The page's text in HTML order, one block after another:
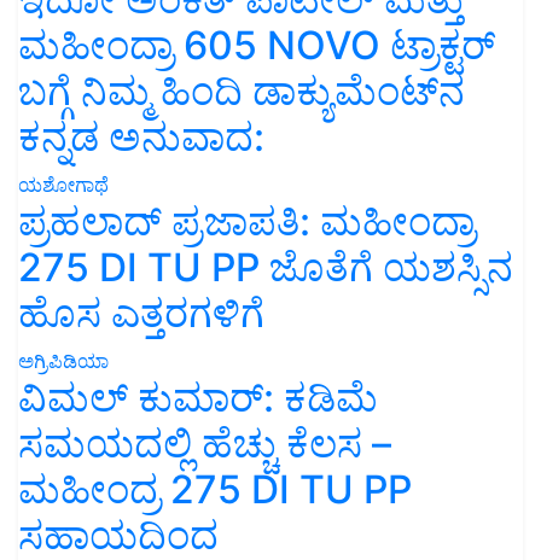
ಮಹೀಂದ್ರಾ 605 NOVO ಟ್ರಾಕ್ಟರ್
ಬಗ್ಗೆ ನಿಮ್ಮ ಹಿಂದಿ ಡಾಕ್ಯುಮೆಂಟ್‌ನ
ಕನ್ನಡ ಅನುವಾದ:
ಯಶೋಗಾಥೆ
ಪ್ರಹಲಾದ್ ಪ್ರಜಾಪತಿ: ಮಹೀಂದ್ರಾ
275 DI TU PP ಜೊತೆಗೆ ಯಶಸ್ಸಿನ
ಹೊಸ ಎತ್ತರಗಳಿಗೆ
ಅಗ್ರಿಪಿಡಿಯಾ
ವಿಮಲ್ ಕುಮಾರ್: ಕಡಿಮೆ
ಸಮಯದಲ್ಲಿ ಹೆಚ್ಚು ಕೆಲಸ –
ಮಹೀಂದ್ರ 275 DI TU PP
ಸಹಾಯದಿಂದ